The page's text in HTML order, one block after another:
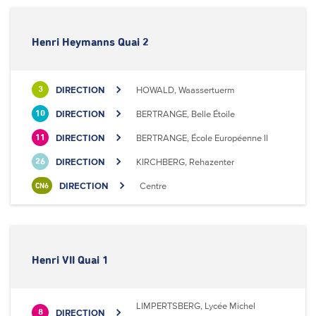
Henri Heymanns Quai 2
3 DIRECTION HOWALD, Waassertuerm
10 DIRECTION BERTRANGE, Belle Étoile
11 DIRECTION BERTRANGE, École Européenne II
26 DIRECTION KIRCHBERG, Rehazenter
CN6 DIRECTION Centre
Henri VII Quai 1
8 DIRECTION
LIMPERTSBERG, Lycée Michel